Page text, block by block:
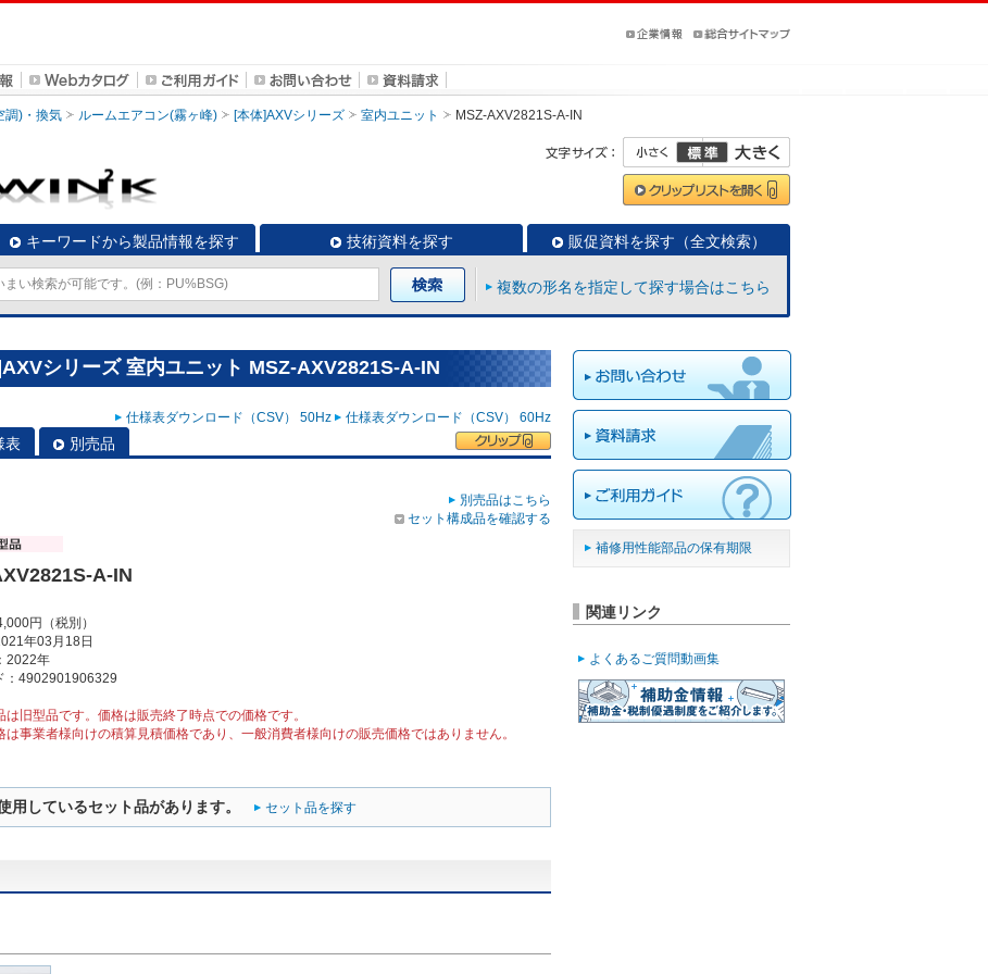
調)・換気 ルームエアコン(霧ヶ峰) [本体]AXVシリーズ 室内ユニット MSZ-AXV2821S-A-IN
キーワードから製品情報を探す 技術資料を探す 販促資料を探す（全文検索）
複数の形名を指定して探す場合はこちら
シリーズ 室内ユニット MSZ-AXV2821S-A-IN
仕様表ダウンロード（CSV） 50Hz 仕様表ダウンロード（CSV） 60Hz
表 別売品
別売品はこちら
セット構成品を確認する
A-IN
円（税別）
年03月18日
2022年
：4902901906329
旧型品です。価格は販売終了時点での価格です。
事業者様向けの積算見積価格であり、一般消費者様向けの販売価格ではありません。
用しているセット品があります。 セット品を探す
補修用性能部品の保有期限
関連リンク
よくあるご質問動画集